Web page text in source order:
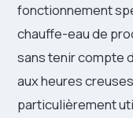
fonctionnement
chauffe-eau de
sans tenir compte
aux heures
particulièrement